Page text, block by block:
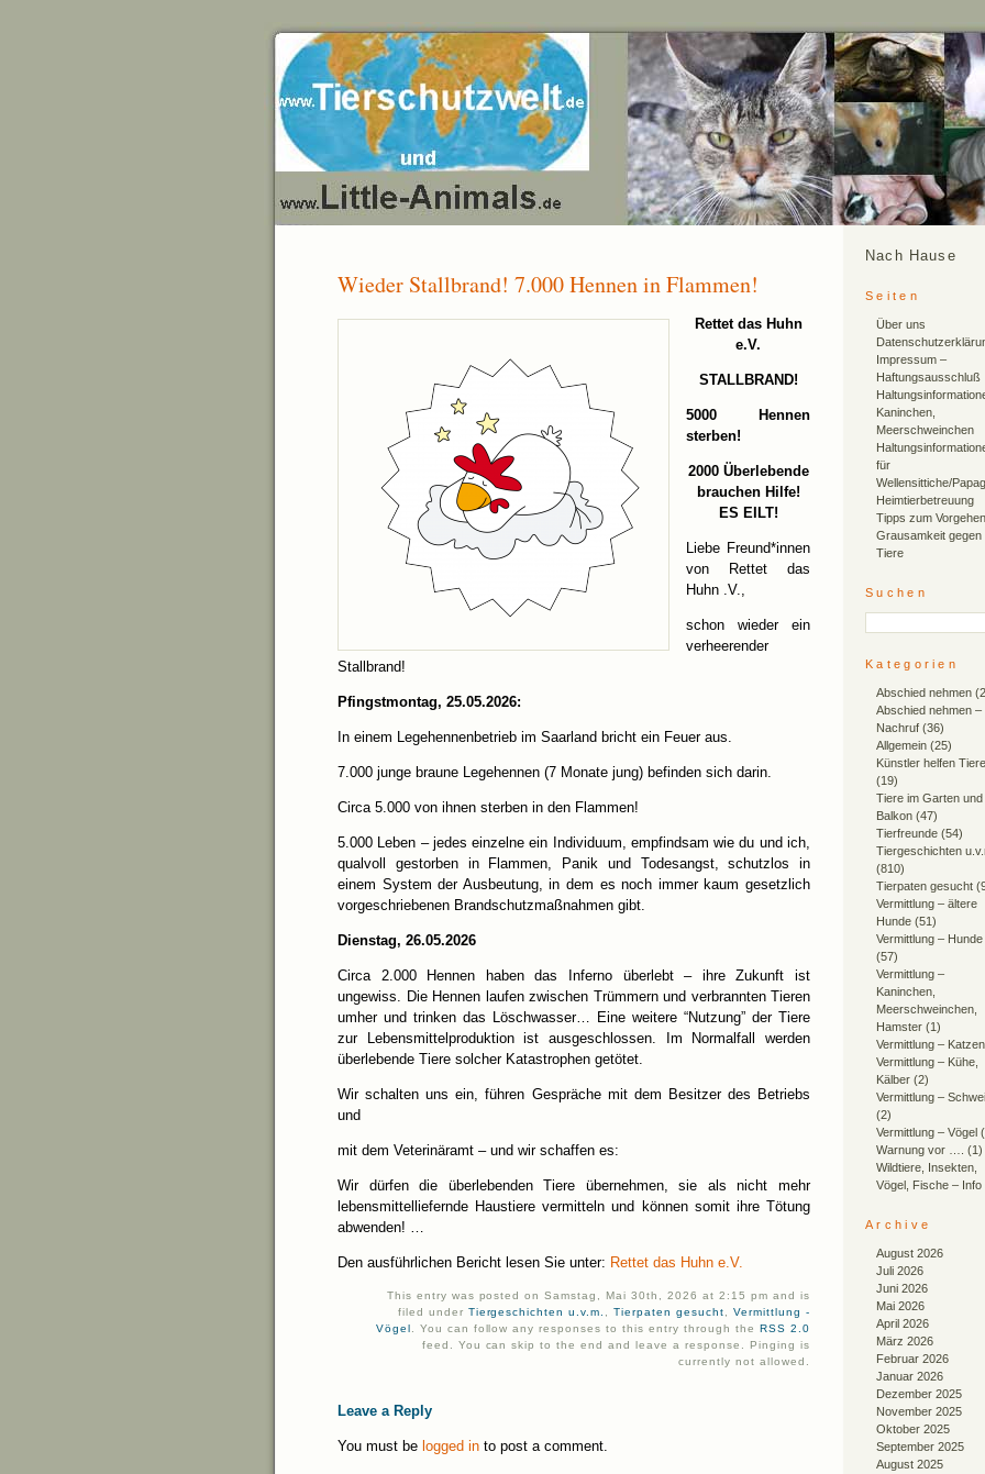
Wieder Stallbrand! 7.000 Hennen in Flammen!
Rettet das Huhn
e.V.
STALLBRAND!
5000 Hennen
sterben!
2000 Überlebende
brauchen Hilfe!
ES EILT!
Liebe Freund*innen
von Rettet das
Huhn .V.,
schon wieder ein
verheerender
Stallbrand!
Pfingstmontag, 25.05.2026:
In einem Legehennenbetrieb im Saarland bricht ein Feuer aus.
7.000 junge braune Legehennen (7 Monate jung) befinden sich darin.
Circa 5.000 von ihnen sterben in den Flammen!
5.000 Leben – jedes einzelne ein Individuum, empfindsam wie du und ich,
qualvoll gestorben in Flammen, Panik und Todesangst, schutzlos in
einem System der Ausbeutung, in dem es noch immer kaum gesetzlich
vorgeschriebenen Brandschutzmaßnahmen gibt.
Dienstag, 26.05.2026
Circa 2.000 Hennen haben das Inferno überlebt – ihre Zukunft ist
ungewiss. Die Hennen laufen zwischen Trümmern und verbrannten Tieren
umher und trinken das Löschwasser… Eine weitere “Nutzung” der Tiere
zur Lebensmittelproduktion ist ausgeschlossen. Im Normalfall werden
überlebende Tiere solcher Katastrophen getötet.
Wir schalten uns ein, führen Gespräche mit dem Besitzer des Betriebs
und
mit dem Veterinäramt – und wir schaffen es:
Wir dürfen die überlebenden Tiere übernehmen, sie als nicht mehr
lebensmittelliefernde Haustiere vermitteln und können somit ihre Tötung
abwenden! …
Den ausführlichen Bericht lesen Sie unter: Rettet das Huhn e.V.
This entry was posted on Samstag, Mai 30th, 2026 at 2:15 pm and is
filed under Tiergeschichten u.v.m. ,Tierpaten gesucht ,Vermittlung -
Vögel . You can follow any responses to this entry through theRSS 2.0
feed. You can skip to the end and leave a response. Pinging is
currently not allowed.
Leave a Reply
You must be logged in to post a comment.
Nach Hause
Seiten
Über uns
Impressum –
Haftungsausschluß
Kaninchen,
Meerschweinchen
für
Wellensittiche/
Heimtierbetreuung
Tipps zum
Grausamkeit gegen
Tiere
Suchen
Kategorien
Abschied nehmen
Abschied nehmen –
Nachruf (36)
Allgemein (25)
Künstler helfen
(19)
Tiere im Garten und
Balkon (47)
Tierfreunde (54)
Tiergeschichten
(810)
Tierpaten gesucht
Vermittlung – ältere
Hunde (51)
Vermittlung – Hunde
(57)
Vermittlung –
Kaninchen,
Meerschweinchen,
Hamster (1)
Vermittlung – Katzen
Vermittlung – Kühe,
Kälber (2)
Vermittlung –
(2)
Vermittlung – Vögel
Warnung vor ….
(1)
Wildtiere, Insekten,
Vögel, Fische – Info
Archive
August 2026
Juli 2026
Juni 2026
Mai 2026
April 2026
März 2026
Februar 2026
Januar 2026
Dezember 2025
November 2025
Oktober 2025
September 2025
August 2025